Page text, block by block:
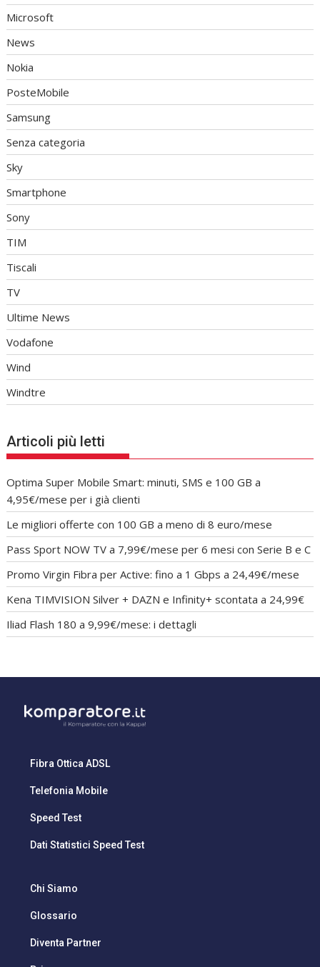
Microsoft
News
Nokia
PosteMobile
Samsung
Senza categoria
Sky
Smartphone
Sony
TIM
Tiscali
TV
Ultime News
Vodafone
Wind
Windtre
Articoli più letti
Optima Super Mobile Smart: minuti, SMS e 100 GB a
4,95€/mese per i già clienti
Le migliori offerte con 100 GB a meno di 8 euro/mese
Pass Sport NOW TV a 7,99€/mese per 6 mesi con Serie B e C
Promo Virgin Fibra per Active: fino a 1 Gbps a 24,49€/mese
Kena TIMVISION Silver + DAZN e Infinity+ scontata a 24,99€
Iliad Flash 180 a 9,99€/mese: i dettagli
Fibra Ottica ADSL
Telefonia Mobile
Speed Test
Dati Statistici Speed Test
Chi Siamo
Glossario
Diventa Partner